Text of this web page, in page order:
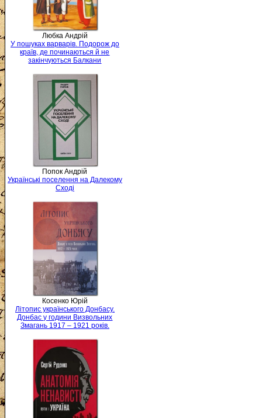
Любка Андрій
У пошуках варварів. Подорож до
країв, де починаються й не
закінчуються Балкани
Попок Андрій
Українські поселення на Далекому
Сході
Косенко Юрій
Літопис українського Донбасу.
Донбас у години Визвольних
Змагань 1917 – 1921 років.